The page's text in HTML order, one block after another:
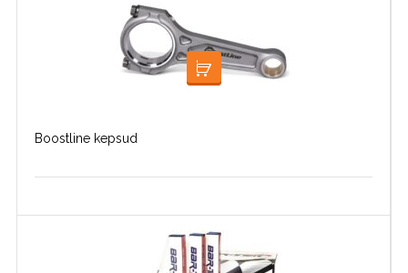
LOE EDASI
Boostline kepsud